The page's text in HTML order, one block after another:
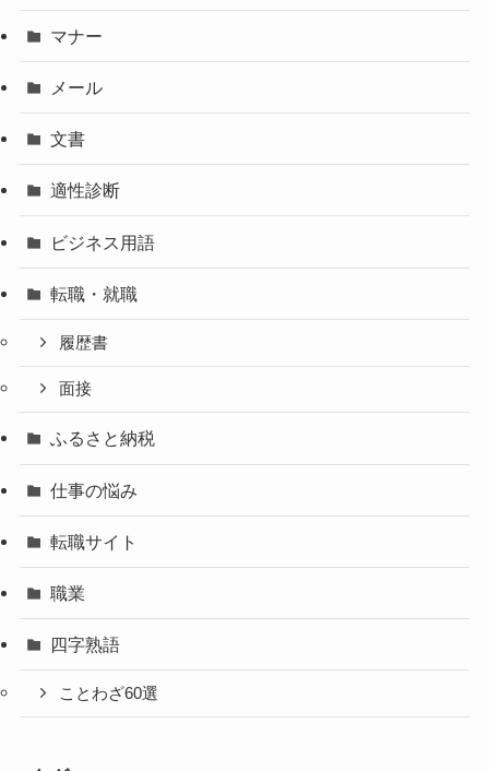
マナー
メール
文書
適性診断
ビジネス用語
転職・就職
履歴書
面接
ふるさと納税
仕事の悩み
転職サイト
職業
四字熟語
ことわざ60選